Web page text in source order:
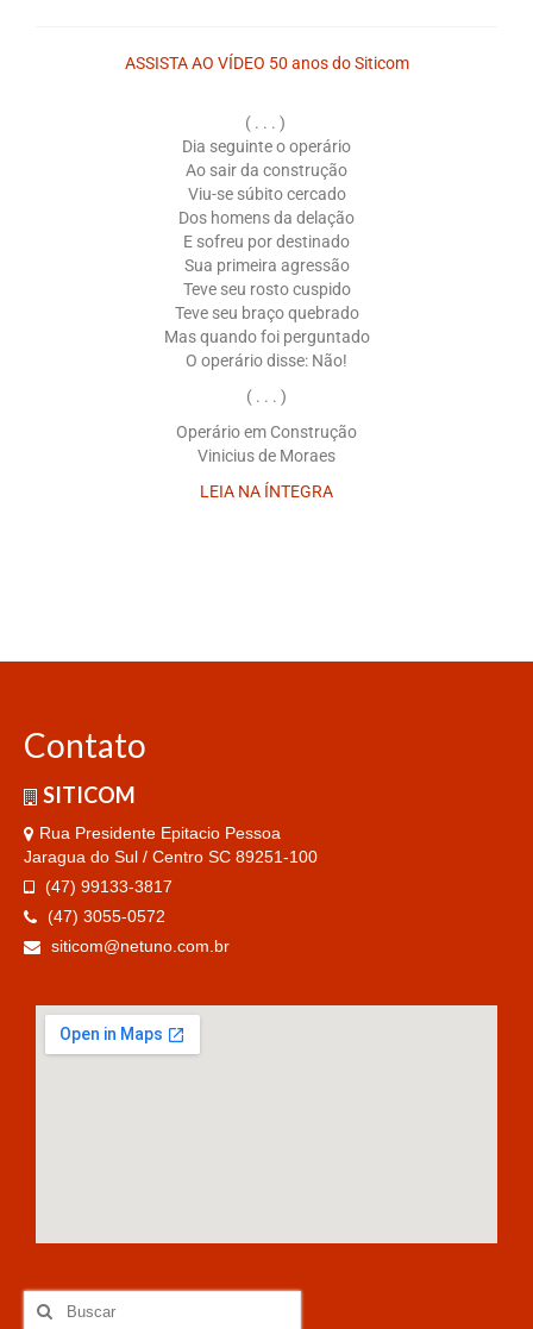
ASSISTA AO VÍDEO 50 anos do Siticom
( . . . )
Dia seguinte o operário
Ao sair da construção
Viu-se súbito cercado
Dos homens da delação
E sofreu por destinado
Sua primeira agressão
Teve seu rosto cuspido
Teve seu braço quebrado
Mas quando foi perguntado
O operário disse: Não!
( . . . )
Operário em Construção
Vinicius de Moraes
LEIA NA ÍNTEGRA
Contato
SITICOM
Rua Presidente Epitacio Pessoa
Jaragua do Sul / Centro SC 89251-100
(47) 99133-3817
(47) 3055-0572
siticom@netuno.com.br